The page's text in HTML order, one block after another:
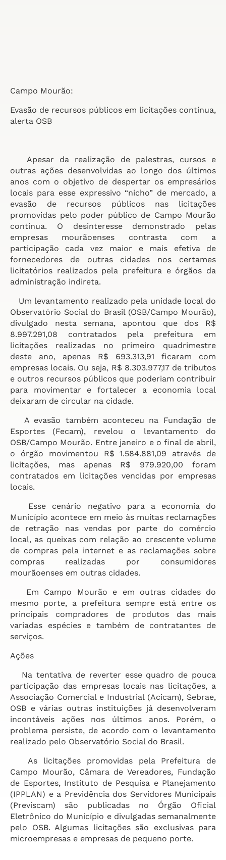
Campo Mourão:
Evasão de recursos públicos em licitações continua,
alerta OSB
Apesar da realização de palestras, cursos e
outras ações desenvolvidas ao longo dos últimos
anos com o objetivo de despertar os empresários
locais para esse expressivo “nicho” de mercado, a
evasão de recursos públicos nas licitações
promovidas pelo poder público de Campo Mourão
continua. O desinteresse demonstrado pelas
empresas mourãoenses contrasta com a
participação cada vez maior e mais efetiva de
fornecedores de outras cidades nos certames
licitatórios realizados pela prefeitura e órgãos da
administração indireta.
Um levantamento realizado pela unidade local do
Observatório Social do Brasil (OSB/Campo Mourão),
divulgado nesta semana, apontou que dos R$
8.997.291,08 contratados pela prefeitura em
licitações realizadas no primeiro quadrimestre
deste ano, apenas R$ 693.313,91 ficaram com
empresas locais. Ou seja, R$ 8.303.977,17 de tributos
e outros recursos públicos que poderiam contribuir
para movimentar e fortalecer a economia local
deixaram de circular na cidade.
A evasão também aconteceu na Fundação de
Esportes (Fecam), revelou o levantamento do
OSB/Campo Mourão. Entre janeiro e o final de abril,
o órgão movimentou R$ 1.584.881,09 através de
licitações, mas apenas R$ 979.920,00 foram
contratados em licitações vencidas por empresas
locais.
Esse cenário negativo para a economia do
Município acontece em meio às muitas reclamações
de retração nas vendas por parte do comércio
local, as queixas com relação ao crescente volume
de compras pela internet e as reclamações sobre
compras realizadas por consumidores
mourãoenses em outras cidades.
Em Campo Mourão e em outras cidades do
mesmo porte, a prefeitura sempre está entre os
principais compradores de produtos das mais
variadas espécies e também de contratantes de
serviços.
Ações
Na tentativa de reverter esse quadro de pouca
participação das empresas locais nas licitações, a
Associação Comercial e Industrial (Acicam), Sebrae,
OSB e várias outras instituições já desenvolveram
incontáveis ações nos últimos anos. Porém, o
problema persiste, de acordo com o levantamento
realizado pelo Observatório Social do Brasil.
As licitações promovidas pela Prefeitura de
Campo Mourão, Câmara de Vereadores, Fundação
de Esportes, Instituto de Pesquisa e Planejamento
(IPPLAN) e a Previdência dos Servidores Municipais
(Previscam) são publicadas no Órgão Oficial
Eletrônico do Município e divulgadas semanalmente
pelo OSB. Algumas licitações são exclusivas para
microempresas e empresas de pequeno porte.